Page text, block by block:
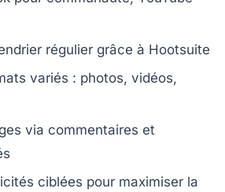
régulier grâce à Hootsuite
variés : photos, vidéos,
via commentaires et
ciblées pour maximiser la